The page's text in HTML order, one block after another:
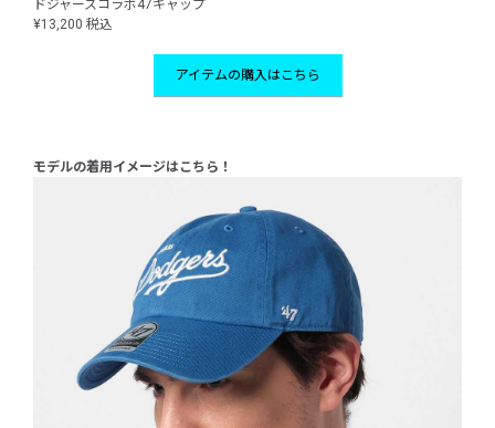
ドジャースコラボ47キャップ
¥13,200 税込
アイテムの購入はこちら
モデルの着用イメージはこちら！